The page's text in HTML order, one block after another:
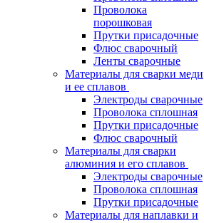
Проволока
порошковая
Прутки присадочные
Флюс сварочный
Ленты сварочные
Материалы для сварки меди
и ее сплавов
Электроды сварочные
Проволока сплошная
Прутки присадочные
Флюс сварочный
Материалы для сварки
алюминия и его сплавов
Электроды сварочные
Проволока сплошная
Прутки присадочные
Материалы для наплавки и